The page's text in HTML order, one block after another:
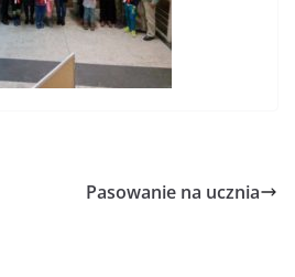
Pasowanie na ucznia